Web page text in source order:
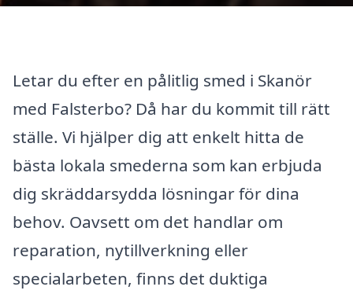
Letar du efter en pålitlig smed i Skanör
med Falsterbo? Då har du kommit till rätt
ställe. Vi hjälper dig att enkelt hitta de
bästa lokala smederna som kan erbjuda
dig skräddarsydda lösningar för dina
behov. Oavsett om det handlar om
reparation, nytillverkning eller
specialarbeten, finns det duktiga